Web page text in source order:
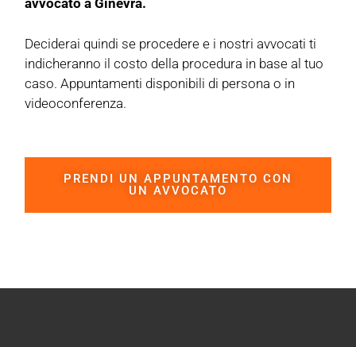
avvocato a Ginevra.
Deciderai quindi se procedere e i nostri avvocati ti
indicheranno il costo della procedura in base al tuo
caso. Appuntamenti disponibili di persona o in
videoconferenza.
PRENDI UN APPUNTAMENTO CON
UN AVVOCATO